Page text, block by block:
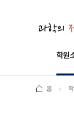
학원
홈